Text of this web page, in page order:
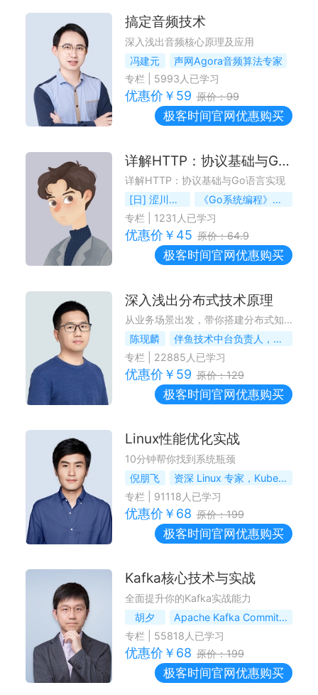
搞定音频技术
深入浅出音频核心原理及应用
冯建元
声网Agora音频算法专家
专栏
5993 人已学习
优惠价￥ 59 原价：99
极客时间官网优惠购买
详解HTTP：协议基础与Go语言实现
详解HTTP：协议基础与Go语言实现
[日] 涩川喜规
《Go系统编程》作者
专栏
1231 人已学习
优惠价￥ 45 原价：64.9
极客时间官网优惠购买
深入浅出分布式技术原理
从业务场景出发，带你搭建分布式知识体系
陈现麟
伴鱼技术中台负责人，前小米工程师
专栏
22885 人已学习
优惠价￥ 59 原价：129
极客时间官网优惠购买
Linux性能优化实战
10分钟帮你找到系统瓶颈
倪朋飞
资深 Linux 专家，Kubernetes 项目维护者
专栏
91118 人已学习
优惠价￥ 68 原价：199
极客时间官网优惠购买
Kafka核心技术与实战
全面提升你的Kafka实战能力
胡夕
Apache Kafka Committer，老虎证券技术总监
专栏
55818 人已学习
优惠价￥ 68 原价：199
极客时间官网优惠购买